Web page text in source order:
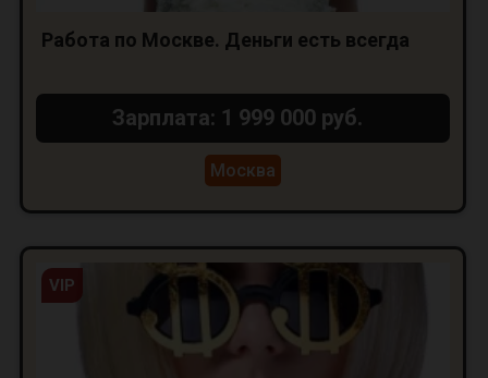
Работа по Москве. Деньги есть всегда
Зарплата: 1 999 000 руб.
Москва
VIP